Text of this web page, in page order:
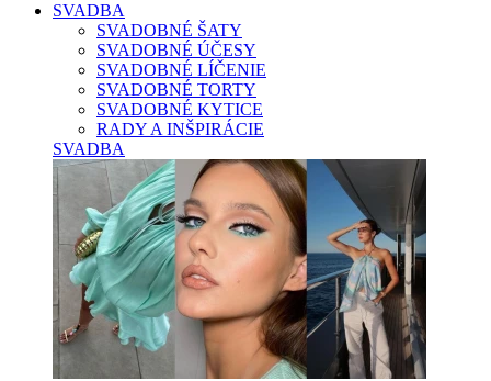
SVADBA
SVADOBNÉ ŠATY
SVADOBNÉ ÚČESY
SVADOBNÉ LÍČENIE
SVADOBNÉ TORTY
SVADOBNÉ KYTICE
RADY A INŠPIRÁCIE
SVADBA